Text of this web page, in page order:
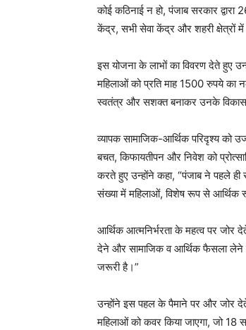
कोई कठिनाई न हो, पंजाब सरकार
केंद्र, सभी सेवा केंद्र और शहरी क्षेत्रों में
इस योजना के लाभों का विवरण देते हुए
महिलाओं को प्रति माह 1500 रुपये का
स्वतंत्र और सशक्त बनाकर उनके विकास
व्यापक सामाजिक-आर्थिक परिदृश्य को
बचत, किफायतीपन और निवेश को
करते हुए उन्होंने कहा, “पंजाब ने पहले
संख्या में महिलाओं, विशेष रूप से आर्थिक
आर्थिक आत्मनिर्भरता के महत्व पर जोर
देने और सामाजिक व आर्थिक फैसला लेने में
जरूरी है।”
उन्होंने इस पहल के पैमाने पर और जोर
महिलाओं को कवर किया जाएगा, जो